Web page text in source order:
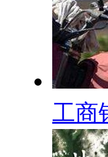
工商